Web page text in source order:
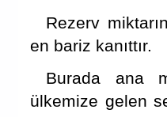
Rezerv
en bariz kanıttır.
Burada ana
ülkemize gelen